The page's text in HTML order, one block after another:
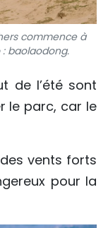
commence à
baolaodong.
de l’été sont
le parc, car le
vents forts
pour la